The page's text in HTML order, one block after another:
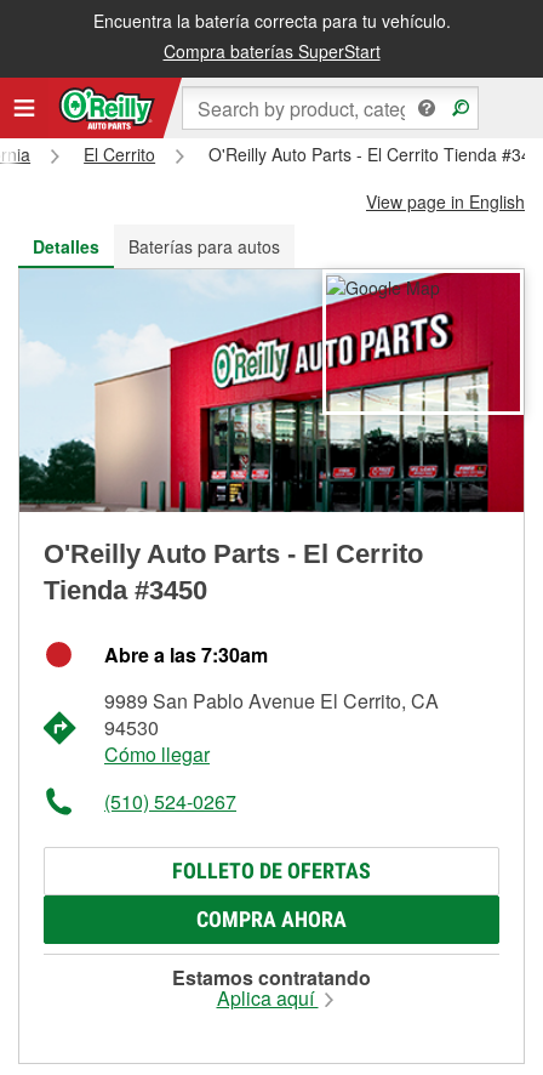
Encuentra la batería correcta para tu vehículo.
Compra baterías SuperStart
Recibe tu orden gratis al día siguiente o recógela en la tienda
El Cerrito
O'Reilly Auto Parts - El Cerrito Tienda
View page in English
Detalles
Baterías para autos
O'Reilly Auto Parts - El Cerrito
Tienda #3450
Abre a las 7:30am
9989 San Pablo Avenue El Cerrito, CA
94530
Cómo llegar
(510) 524-0267
FOLLETO DE OFERTAS
COMPRA AHORA
Estamos contratando
Aplica aquí